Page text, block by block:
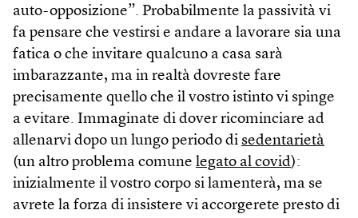
auto-opposizione”. Probabilmente la passività vi
fa pensare che vestirsi e andare a lavorare sia una
fatica o che invitare qualcuno a casa sarà
imbarazzante, ma in realtà dovreste fare
precisamente quello che il vostro istinto vi spinge
a evitare. Immaginate di dover ricominciare ad
allenarvi dopo un lungo periodo di sedentarietà
(un altro problema comune legato al covid):
inizialmente il vostro corpo si lamenterà, ma se
avrete la forza di insistere vi accorgerete presto di